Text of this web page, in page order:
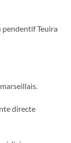
pendentif Teuira
directe